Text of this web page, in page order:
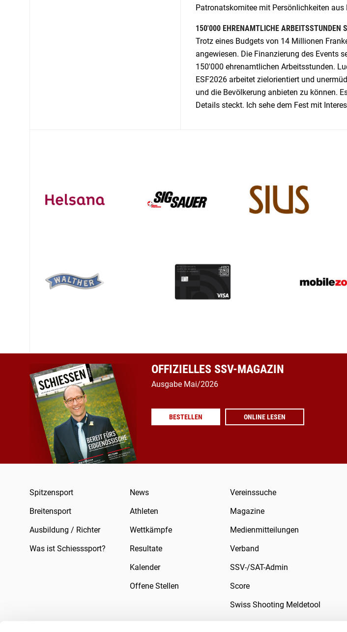
Patronatskomitee mit Persönlichkeiten
150'000 EHRENAMTLICHE ARBEITSSTUNDEN
Trotz eines Budgets von 14 Millionen
angewiesen. Die Finanzierung des Events
150'000 ehrenamtlichen Arbeitsstunden.
ESF2026 arbeitet zielorientiert und
und die Bevölkerung anbieten zu können.
Details steckt. Ich sehe dem Fest mit
OFFIZIELLES SSV-MAGAZIN
Ausgabe Mai/2026
BESTELLEN ONLINE LESEN
Spitzensport
Breitensport
Ausbildung / Richter
Was ist Schiesssport?
News
Athleten
Wettkämpfe
Resultate
Kalender
Offene Stellen
Vereinssuche
Magazine
Medienmitteilungen
Verband
SSV-/SAT-Admin
Score
Swiss Shooting Meldetool